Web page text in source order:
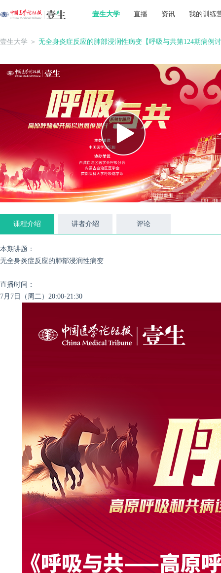
壹生大学 直播 资讯 我的训练
壹生大学 ＞ 无全身炎症反应的肺部浸润性病变【呼吸与共第124期病例
课程介绍 讲者介绍 评论
本期讲题：
无全身炎症反应的肺部浸润性病变
直播时间：
7月7日（周二）20:00-21:30